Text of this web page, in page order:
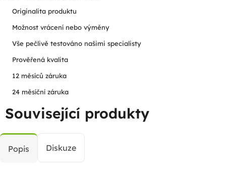
Originalita produktu
Možnost vrácení nebo výměny
Vše pečlivě testováno našimi specialisty
Prověřená kvalita
12 měsíců záruka
24 měsíční záruka
Související produkty
Popis Diskuze